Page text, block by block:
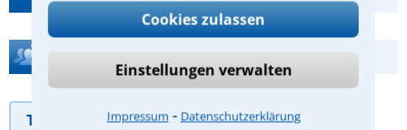
Cookies zulassen
Einstellungen verwalten
Impressum ⁃ Datenschutzerklärung
Hilfe bei Ihrer Anwaltsuche?
Telefonhilfe Beratungsanfrage